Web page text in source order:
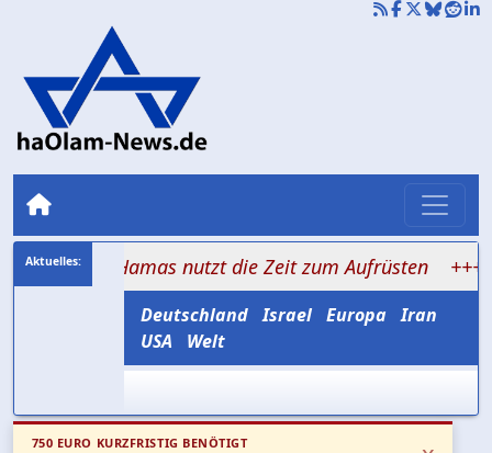
Hamas nutzt die Zeit zum Aufrüsten +++ Im
Deutschland Israel Europa Iran
USA
Welt
750 EURO KURZFRISTIG BENÖTIGT